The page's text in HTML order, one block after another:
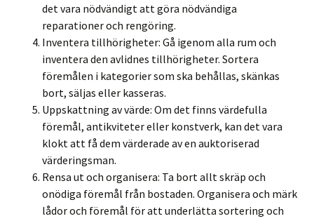
det vara nödvändigt att göra nödvändiga
reparationer och rengöring.
Inventera tillhörigheter: Gå igenom alla rum och
inventera den avlidnes tillhörigheter. Sortera
föremålen i kategorier som ska behållas, skänkas
bort, säljas eller kasseras.
Uppskattning av värde: Om det finns värdefulla
föremål, antikviteter eller konstverk, kan det vara
klokt att få dem värderade av en auktoriserad
värderingsman.
Rensa ut och organisera: Ta bort allt skräp och
onödiga föremål från bostaden. Organisera och märk
lådor och föremål för att underlätta sortering och